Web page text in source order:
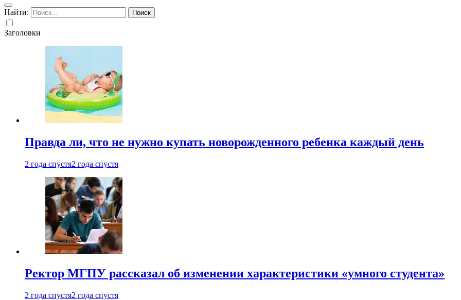
Найти:
Заголовки
Правда ли, что не нужно купать новорожденного ребенка каждый день
2 года спустя2 года спустя
Ректор МГПУ рассказал об изменении характеристики «умного студента»
2 года спустя2 года спустя